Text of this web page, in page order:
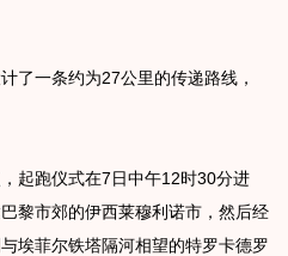
一条约为27公里的传递路线，
起跑仪式在7日中午12时30分进
黎市郊的伊西莱穆利诺市，然后经
埃菲尔铁塔隔河相望的特罗卡德罗